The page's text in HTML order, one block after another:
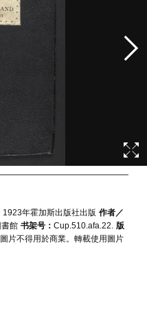
1923年霍加斯出版社出版 作者／
館 书架号： Cup.510.afa.22. 版
片不得用於商業。轉載使用圖片